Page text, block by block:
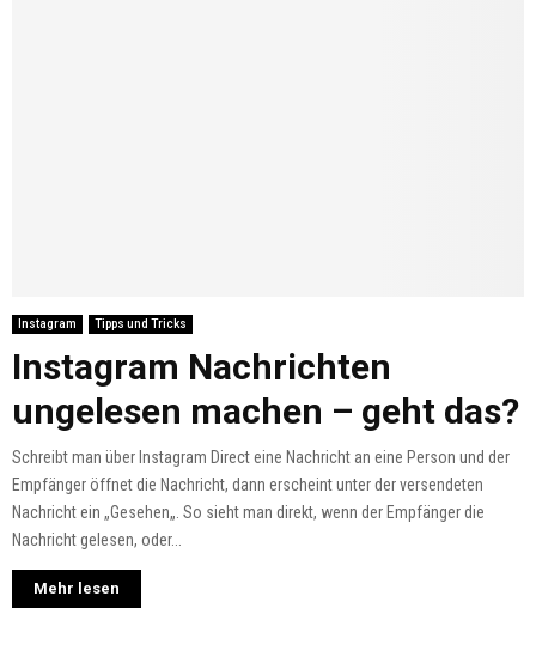
Instagram Tipps und Tricks
Instagram Nachrichten
ungelesen machen – geht das?
Schreibt man über Instagram Direct eine Nachricht an eine Person und der
Empfänger öffnet die Nachricht, dann erscheint unter der versendeten
Nachricht ein „Gesehen„. So sieht man direkt, wenn der Empfänger die
Nachricht gelesen, oder...
Mehr lesen